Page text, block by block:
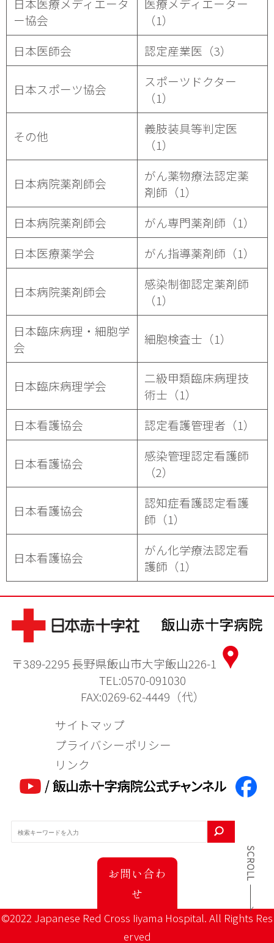
ー協会
（1）
日本医師会
認定産業医（3）
日本スポーツ協会
スポーツドクター
（1）
その他
義肢装具等判定医
（1）
日本病院薬剤師会
がん薬物療法認定薬
剤師（1）
日本病院薬剤師会
がん専門薬剤師（1）
日本医療薬学会
がん指導薬剤師（1）
日本病院薬剤師会
感染制御認定薬剤師
（1）
日本臨床病理・細胞学
会
細胞検査士（1）
日本臨床病理学会
二級甲類臨床病理技
術士（1）
日本看護協会
認定看護管理者（1）
日本看護協会
感染管理認定看護師
（2）
日本看護協会
認知症看護認定看護
師（1）
日本看護協会
がん化学療法認定看
護師（1）
〒389-2295 長野県飯山市大字飯山226-1
TEL:0570-091030
FAX:0269-62-4449（代）
サイトマップ
プライバシーポリシー
リンク
お問い合わ
せ
©2022 Japanese Red Cross Iiyama Hospital. All Rights Res
erved